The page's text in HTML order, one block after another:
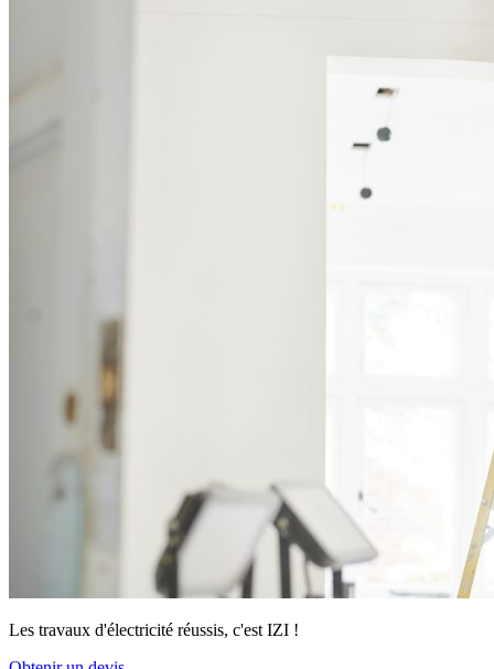
Les travaux d'électricité réussis, c'est IZI !